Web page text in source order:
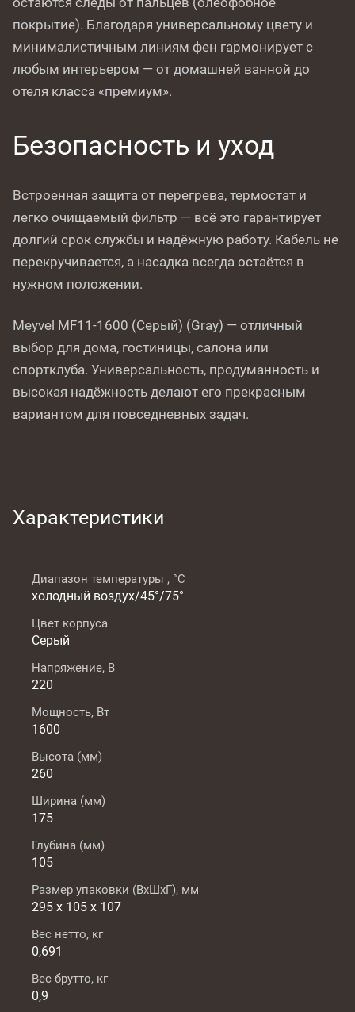
покрытие). Благодаря универсальному цвету и
минималистичным линиям фен гармонирует с
любым интерьером — от домашней ванной до
отеля класса «премиум».
Безопасность и уход
Встроенная защита от перегрева, термостат и
легко очищаемый фильтр — всё это гарантирует
долгий срок службы и надёжную работу. Кабель не
перекручивается, а насадка всегда остаётся в
нужном положении.
Meyvel MF11-1600 (Серый) (Gray) — отличный
выбор для дома, гостиницы, салона или
спортклуба. Универсальность, продуманность и
высокая надёжность делают его прекрасным
вариантом для повседневных задач.
Характеристики
Диапазон температуры , °C
холодный воздух/45°/75°
Цвет корпуса
Серый
Напряжение, В
220
Мощность, Вт
1600
Высота (мм)
260
Ширина (мм)
175
Глубина (мм)
105
Размер упаковки (ВxШxГ), мм
295 х 105 х 107
Вес нетто, кг
0,691
Вес брутто, кг
0,9